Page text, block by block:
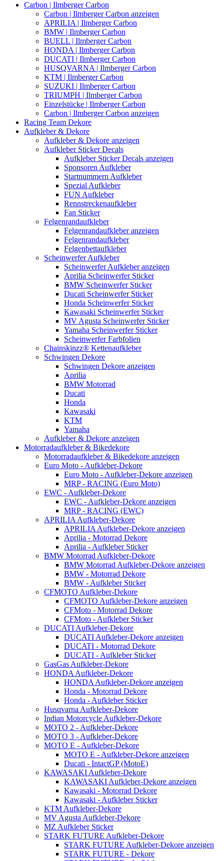
Carbon | Ilmberger Carbon
Carbon | Ilmberger Carbon anzeigen
APRILIA | Ilmberger Carbon
BMW | Ilmberger Carbon
BUELL | Ilmberger Carbon
HONDA | Ilmberger Carbon
DUCATI | Ilmberger Carbon
HUSQVARNA | Ilmberger Carbon
KTM | Ilmberger Carbon
SUZUKI | Ilmberger Carbon
TRIUMPH | Ilmberger Carbon
Einzelstücke | Ilmberger Carbon
Carbon | Ilmberger Carbon anzeigen
Racing Team Dekore
Aufkleber & Dekore
Aufkleber & Dekore anzeigen
Aufkleber Sticker Decals
Aufkleber Sticker Decals anzeigen
Sponsoren Aufkleber
Startnummern Aufkleber
Spezial Aufkleber
FUN Aufkleber
Rennstreckenaufkleber
Fan Sticker
Felgenrandaufkleber
Felgenrandaufkleber anzeigen
Felgenrandaufkleber
Felgenbettaufkleber
Scheinwerfer Aufkleber
Scheinwerfer Aufkleber anzeigen
Aprilia Scheinwerfer Sticker
BMW Scheinwerfer Sticker
Ducati Scheinwerfer Sticker
Honda Scheinwerfer Sticker
Kawasaki Scheinwerfer Sticker
MV Agusta Scheinwerfer Sticker
Yamaha Scheinwerfer Sticker
Scheinwerfer Farbfolien
Chainskinzz® Kettenaufkleber
Schwingen Dekore
Schwingen Dekore anzeigen
Aprilia
BMW Motorrad
Ducati
Honda
Kawasaki
KTM
Yamaha
Aufkleber & Dekore anzeigen
Motorradaufkleber & Bikedekore
Motorradaufkleber & Bikedekore anzeigen
Euro Moto - Aufkleber-Dekore
Euro Moto - Aufkleber-Dekore anzeigen
MRP - RACING (Euro Moto)
EWC - Aufkleber-Dekore
EWC - Aufkleber-Dekore anzeigen
MRP - RACING (EWC)
APRILIA Aufkleber-Dekore
APRILIA Aufkleber-Dekore anzeigen
Aprilia - Motorrad Dekore
Aprilia - Aufkleber Sticker
BMW Motorrad Aufkleber-Dekore
BMW Motorrad Aufkleber-Dekore anzeigen
BMW - Motorrad Dekore
BMW - Aufkleber Sticker
CFMOTO Aufkleber-Dekore
CFMOTO Aufkleber-Dekore anzeigen
CFMoto - Motorrad Dekore
CFMoto - Aufkleber Sticker
DUCATI Aufkleber-Dekore
DUCATI Aufkleber-Dekore anzeigen
DUCATI - Motorrad Dekore
DUCATI - Aufkleber Sticker
GasGas Aufkleber-Dekore
HONDA Aufkleber-Dekore
HONDA Aufkleber-Dekore anzeigen
Honda - Motorrad Dekore
Honda - Aufkleber Sticker
Husqvarna Aufkleber-Dekore
Indian Motorcycle Aufkleber-Dekore
MOTO 2 - Aufkleber-Dekore
MOTO 3 - Aufkleber-Dekore
MOTO E - Aufkleber-Dekore
MOTO E - Aufkleber-Dekore anzeigen
Ducati - IntactGP (MotoE)
KAWASAKI Aufkleber-Dekore
KAWASAKI Aufkleber-Dekore anzeigen
Kawasaki - Motorrad Dekore
Kawasaki - Aufkleber Sticker
KTM Aufkleber-Dekore
MV Agusta Aufkleber-Dekore
MZ Aufkleber Sticker
STARK FUTURE Aufkleber-Dekore
STARK FUTURE Aufkleber-Dekore anzeigen
STARK FUTURE - Dekore